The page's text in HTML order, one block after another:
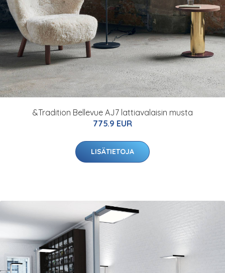
&Tradition Bellevue AJ7 lattiavalaisin musta
775.9 EUR
LISÄTIETOJA